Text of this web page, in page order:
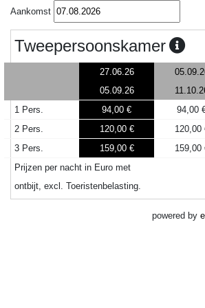
Aankomst
Tweepersoonskamer
27.06.26
05.09.26
1 Pers.
94,00 € 94,00
2 Pers.
120,00 € 120,00
3 Pers.
159,00 € 159,00
Prijzen per nacht in Euro met
ontbijt, excl. Toeristenbelasting.
powered by